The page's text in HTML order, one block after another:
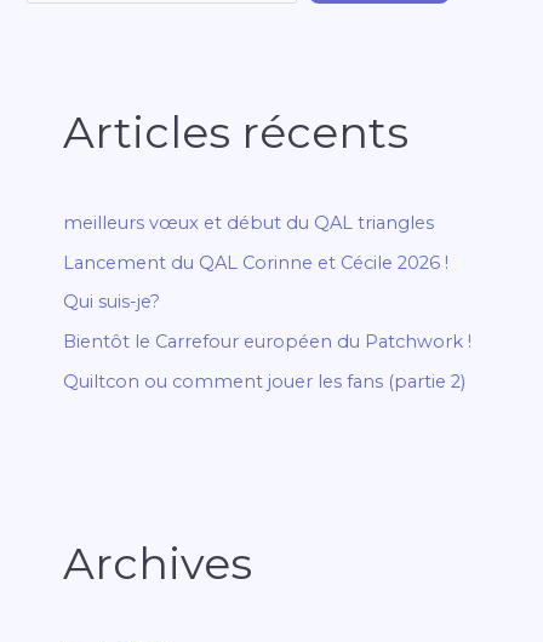
Articles récents
meilleurs vœux et début du QAL triangles
Lancement du QAL Corinne et Cécile 2026 !
Qui suis-je?
Bientôt le Carrefour européen du Patchwork !
Quiltcon ou comment jouer les fans (partie 2)
Archives